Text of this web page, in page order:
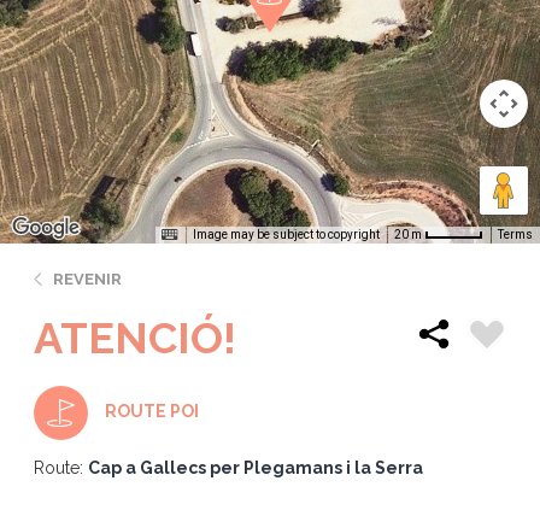
Image may be subject to copyright 20 m Terms
REVENIR
ATENCIÓ!
ROUTE POI
Route: Cap a Gallecs per Plegamans i la Serra